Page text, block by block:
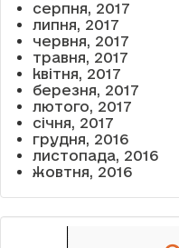
серпня, 2017
липня, 2017
червня, 2017
травня, 2017
квітня, 2017
березня, 2017
лютого, 2017
січня, 2017
грудня, 2016
листопада, 2016
жовтня, 2016